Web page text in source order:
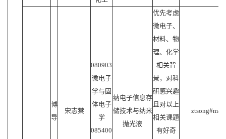
博
导
宋志棠
080903
微电子
学与固
体电子
学
085400
纳电子信息存
储技术与纳米
抛光液
优先考虑
微电子、
材料、物
理、化学
相关背
景，对科
研感兴趣
且对以上
相关课题
有好奇